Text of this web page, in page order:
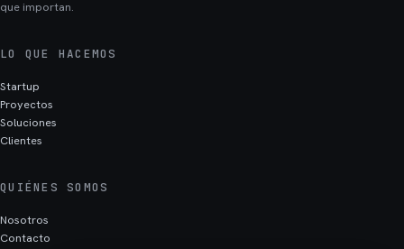
que importan.
LO QUE HACEMOS
Startup
Proyectos
Soluciones
Clientes
QUIÉNES SOMOS
Nosotros
Contacto